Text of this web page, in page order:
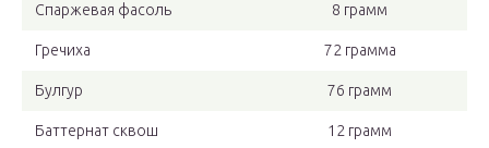
Спаржевая фасоль 8 грамм
Гречиха 72 грамма
Булгур 76 грамм
Баттернат сквош 12 грамм